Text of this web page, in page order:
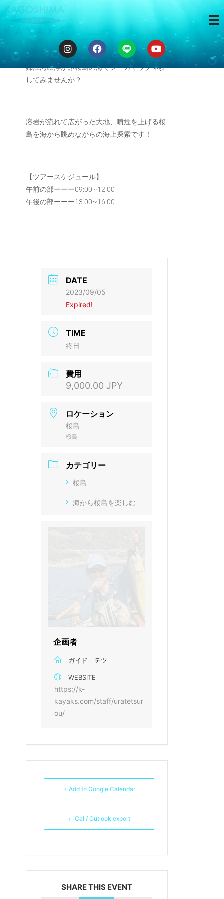
海から桜島
錦江湾に浮かぶ桜島の海でシーカヤック体験
してみませんか？
溶岩が流れて広がった大地、噴煙を上げる桜
島を海から眺めながらの海上探索です！
【ツアースケジュール】
午前の部ーーー09:00~12:00
午後の部ーーー13:00~16:00
DATE
2023/09/05
Expired!
TIME
終日
費用
9,000.00 JPY
ロケーション
桜島
桜島
カテゴリー
桜島
海から桜島を楽しむ
企画者
ガイド｜テツ
WEBSITE
https://k-
kayaks.com/staff/uratetsur
ou/
+ Add to Google Calendar
+ iCal / Outlook export
SHARE THIS EVENT